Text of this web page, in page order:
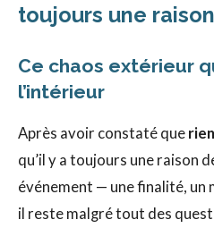
toujours une raison
Ce chaos extérieur
l’intérieur
Après avoir constaté que
qu’il y a toujours une raison
événement — une finalité, un
il reste malgré tout des